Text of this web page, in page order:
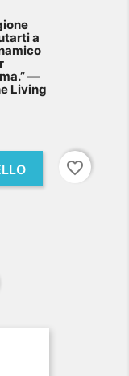
a
—
Living
favorite_border